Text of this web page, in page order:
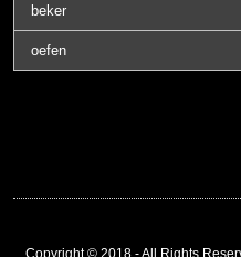
beker
oefen
Copyright © 2018 - All Rights